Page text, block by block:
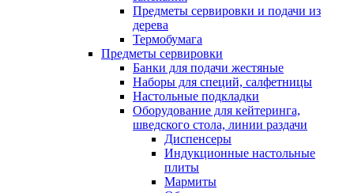
Предметы сервировки и подачи из
дерева
Термобумага
Предметы сервировки
Банки для подачи жестяные
Наборы для специй, салфетницы
Настольные подкладки
Оборудование для кейтеринга,
шведского стола, линии раздачи
Диспенсеры
Индукционные настольные
плиты
Мармиты